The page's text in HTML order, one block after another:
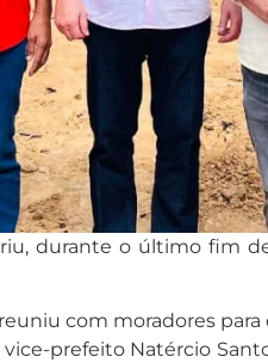
durante o último fim
com moradores
prefeito Natércio